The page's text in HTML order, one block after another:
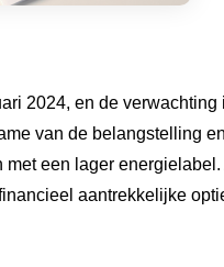
2024, en de
van de belangstelling
een lager
aantrekkelijke